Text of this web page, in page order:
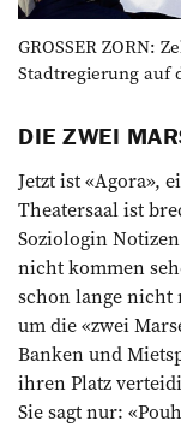
GROSSER ZORN:
Stadtregierung auf
DIE ZWEI
Jetzt ist «Agora»,
Theatersaal ist
Soziologin
nicht kommen
schon lange nicht
um die «zwei
Banken und
ihren Platz
Sie sagt nur: